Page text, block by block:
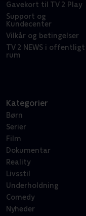
Gavekort til TV 2 Play
Support og
Kundecenter
Vilkår og betingelser
TV 2 NEWS i offentligt
rum
Kategorier
Børn
Serier
Film
Dokumentar
Reality
Livsstil
Underholdning
Comedy
Nyheder